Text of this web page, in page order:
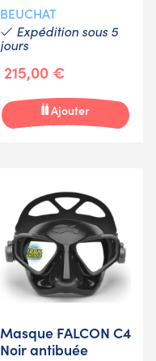
BEUCHAT
Expédition sous 5
jours
215,00 €
Ajouter
Masque FALCON C4
Noir antibuée